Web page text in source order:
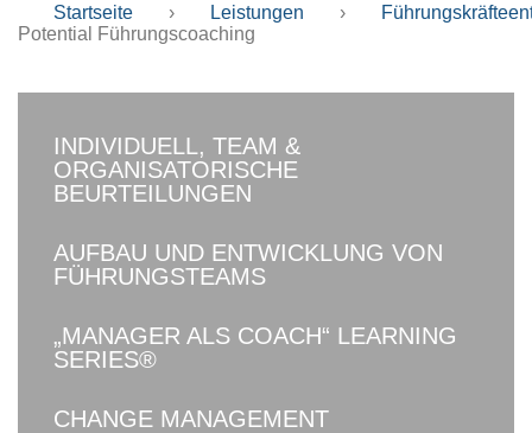
Startseite › Leistungen ›
Potential Führungscoaching
INDIVIDUELL, TEAM &
ORGANISATORISCHE
BEURTEILUNGEN
AUFBAU UND ENTWICKLUNG VON
FÜHRUNGSTEAMS
„MANAGER ALS COACH“ LEARNING
SERIES®
CHANGE MANAGEMENT